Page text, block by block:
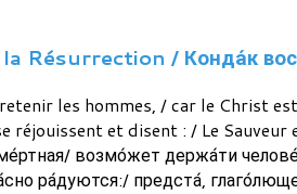
Résurrection / Конда́к
les hommes, / car le Christ
réjouissent et disent : / Le
возмо́жет держа́ти
ра́дуются:/ предста́,